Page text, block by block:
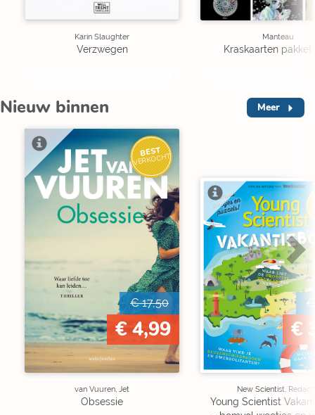
Karin Slaughter
Verzwegen
Manteau
Kraskaarten pakket
Nieuw binnen Meer
BEST
VERKOCHT
€ 17,50
€ 4,99
van Vuuren, Jet
Obsessie
€
New Scientist,
Young Scientist